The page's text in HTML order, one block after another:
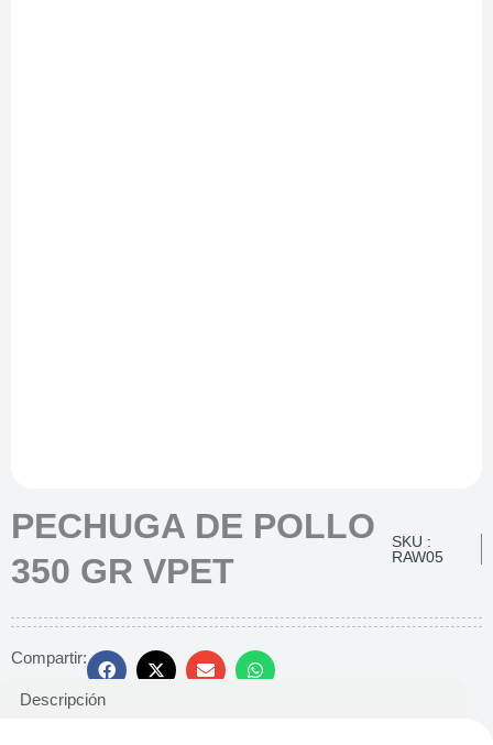
PECHUGA DE POLLO
350 GR VPET
SKU :
RAW05
Compartir:
Descripción